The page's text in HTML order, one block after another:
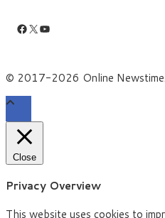
Facebook
X YouTube
© 2017-2026 Online
Close
Privacy Overview
This website uses cookies to